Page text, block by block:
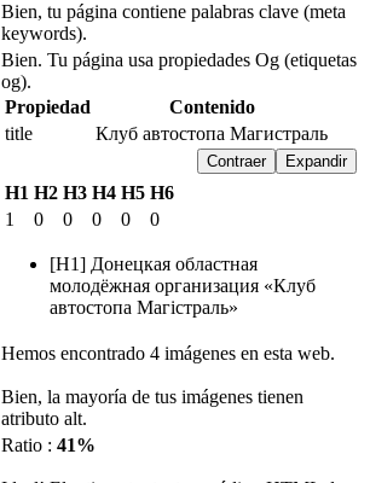
Bien, tu página contiene palabras clave (meta
keywords).
Bien. Tu página usa propiedades Og (etiquetas
og).
Propiedad
Contenido
title
Клуб автостопа Магистраль
Expandir
Contraer
H1 H2 H3 H4 H5 H6
1
0 0 0 0 0
[H1] Донецкая областная
молодёжная организация «Клуб
автостопа Магістраль»
Hemos encontrado 4 imágenes en esta web.
Bien, la mayoría de tus imágenes tienen
atributo alt.
Ratio : 41%